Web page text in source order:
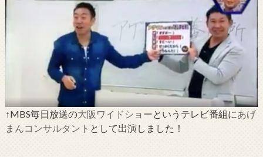
↑MBS毎日放送の大阪ワイドショーというテレビ番組にあげ
まんコンサルタント として出演しました！